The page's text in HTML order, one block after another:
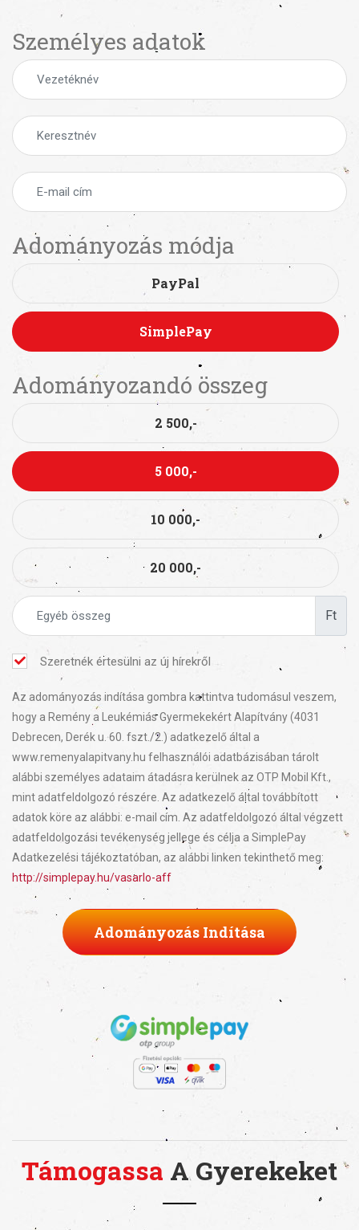
Személyes adatok
Adományozás módja
PayPal
SimplePay
Adományozandó összeg
2 500,-
5 000,-
10 000,-
20 000,-
Ft
Szeretnék értesülni az új hírekről
Az adományozás indítása gombra kattintva tudomásul veszem,
hogy a Remény a Leukémiás Gyermekekért Alapítvány (4031
Debrecen, Derék u. 60. fszt./2.) adatkezelő által a
www.remenyalapitvany.hu felhasználói adatbázisában tárolt
alábbi személyes adataim átadásra kerülnek az OTP Mobil Kft.,
mint adatfeldolgozó részére. Az adatkezelő által továbbított
adatok köre az alábbi: e-mail cím. Az adatfeldolgozó által végzett
adatfeldolgozási tevékenység jellege és célja a SimplePay
Adatkezelési tájékoztatóban, az alábbi linken tekinthető meg:
http://simplepay.hu/vasarlo-aff
Adományozás Indítása
Támogassa A Gyerekeket